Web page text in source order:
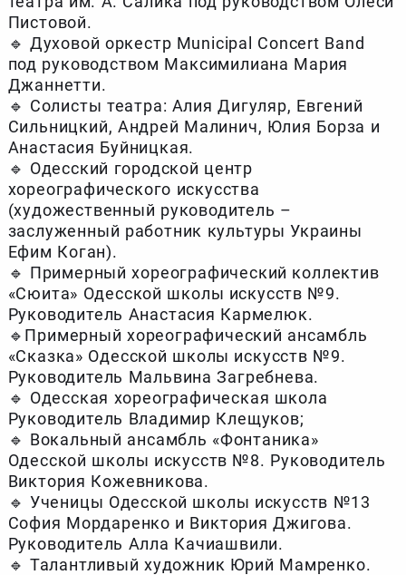
Пистовой.
🔹 Духовой оркестр Municipal Concert Band
под руководством Максимилиана Мария
Джаннетти.
🔹 Солисты театра: Алия Дигуляр, Евгений
Сильницкий, Андрей Малинич, Юлия Борза и
Анастасия Буйницкая.
🔹 Одесский городской центр
хореографического искусства
(художественный руководитель –
заслуженный работник культуры Украины
Ефим Коган).
🔹 Примерный хореографический коллектив
«Сюита» Одесской школы искусств №9.
Руководитель Анастасия Кармелюк.
🔹Примерный хореографический ансамбль
«Сказка» Одесской школы искусств №9.
Руководитель Мальвина Загребнева.
🔹 Одесская хореографическая школа
Руководитель Владимир Клещуков;
🔹 Вокальный ансамбль «Фонтаника»
Одесской школы искусств №8. Руководитель
Виктория Кожевникова.
🔹 Ученицы Одесской школы искусств №13
София Мордаренко и Виктория Джигова.
Руководитель Алла Качиашвили.
🔹 Талантливый художник Юрий Мамренко.